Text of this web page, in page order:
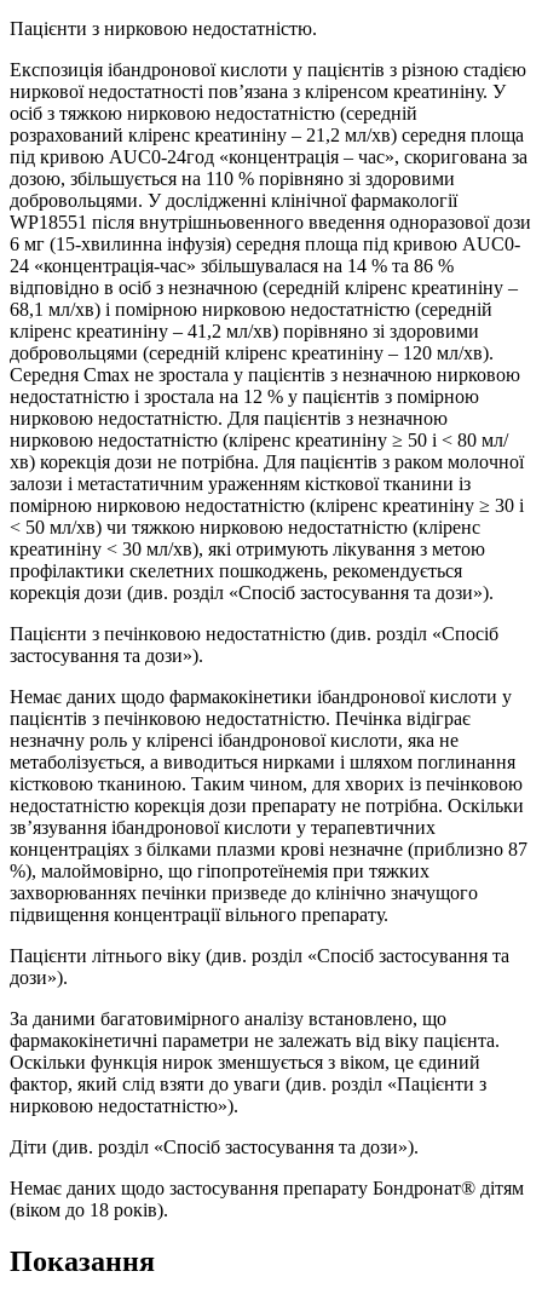
Пацієнти з нирковою недостатністю.
Експозиція ібандронової кислоти у пацієнтів з різною стадією
ниркової недостатності пов’язана з кліренсом креатиніну. У
осіб з тяжкою нирковою недостатністю (середній
розрахований кліренс креатиніну – 21,2 мл/хв) середня площа
під кривою AUC0-24год «концентрація – час», скоригована за
дозою, збільшується на 110 % порівняно зі здоровими
добровольцями. У дослідженні клінічної фармакології
WP18551 після внутрішньовенного введення одноразової дози
6 мг (15-хвилинна інфузія) середня площа під кривою AUC0-
24 «концентрація-час» збільшувалася на 14 % та 86 %
відповідно в осіб з незначною (середній кліренс креатиніну –
68,1 мл/хв) і помірною нирковою недостатністю (середній
кліренс креатиніну – 41,2 мл/хв) порівняно зі здоровими
добровольцями (середній кліренс креатиніну – 120 мл/хв).
Середня Сmax не зростала у пацієнтів з незначною нирковою
недостатністю і зростала на 12 % у пацієнтів з помірною
нирковою недостатністю. Для пацієнтів з незначною
нирковою недостатністю (кліренс креатиніну ≥ 50 і < 80 мл/
хв) корекція дози не потрібна. Для пацієнтів з раком молочної
залози і метастатичним ураженням кісткової тканини із
помірною нирковою недостатністю (кліренс креатиніну ≥ 30 і
< 50 мл/хв) чи тяжкою нирковою недостатністю (кліренс
креатиніну < 30 мл/хв), які отримують лікування з метою
профілактики скелетних пошкоджень, рекомендується
корекція дози (див. розділ «Спосіб застосування та дози»).
Пацієнти з печінковою недостатністю (див. розділ «Спосіб
застосування та дози»).
Немає даних щодо фармакокінетики ібандронової кислоти у
пацієнтів з печінковою недостатністю. Печінка відіграє
незначну роль у кліренсі ібандронової кислоти, яка не
метаболізується, а виводиться нирками і шляхом поглинання
кістковою тканиною. Таким чином, для хворих із печінковою
недостатністю корекція дози препарату не потрібна. Оскільки
зв’язування ібандронової кислоти у терапевтичних
концентраціях з білками плазми крові незначне (приблизно 87
%), малоймовірно, що гіпопротеїнемія при тяжких
захворюваннях печінки призведе до клінічно значущого
підвищення концентрації вільного препарату.
Пацієнти літнього віку (див. розділ «Спосіб застосування та
дози»).
За даними багатовимірного аналізу встановлено, що
фармакокінетичні параметри не залежать від віку пацієнта.
Оскільки функція нирок зменшується з віком, це єдиний
фактор, який слід взяти до уваги (див. розділ «Пацієнти з
нирковою недостатністю»).
Діти (див. розділ «Спосіб застосування та дози»).
Немає даних щодо застосування препарату Бондронат® дітям
(віком до 18 років).
Показання